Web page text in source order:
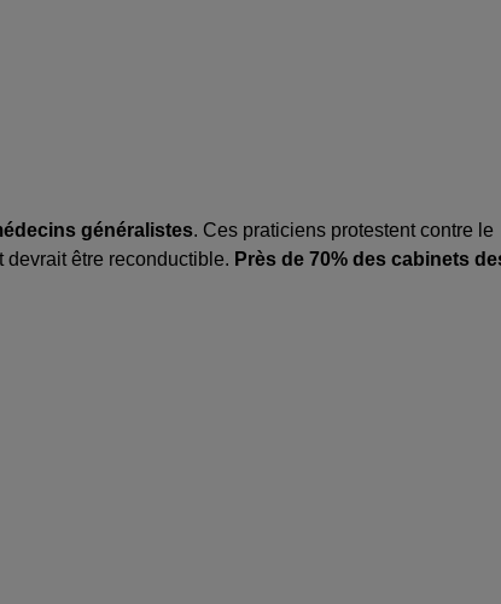
généralistes. Ces praticiens protestent contre le
être reconductible. Près de 70% des cabinets